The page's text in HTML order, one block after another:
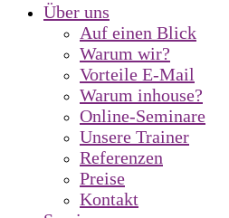
Über uns
Auf einen Blick
Warum wir?
Vorteile E-Mail
Warum inhouse?
Online-Seminare
Unsere Trainer
Referenzen
Preise
Kontakt